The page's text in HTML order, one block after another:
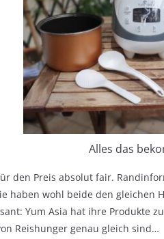
Alles das
den Preis absolut fair.
haben wohl beide den gleichen
Yum Asia hat ihre Produkte
Reishunger genau gleich sind…